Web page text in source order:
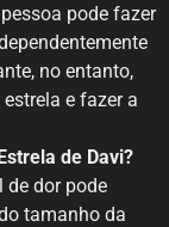
pode fazer
no entanto,
e fazer a
de Davi?
de dor pode
tamanho da